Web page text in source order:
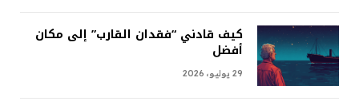
كيف قادني “فقدان القارب” إلى مكان
أفضل
29 يوليو، 2026